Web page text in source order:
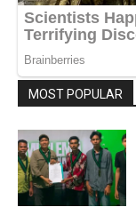
MOST POPULAR